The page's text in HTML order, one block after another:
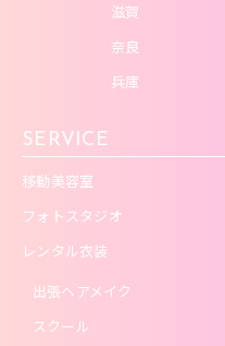
滋賀
奈良
兵庫
SERVICE
移動美容室
フォトスタジオ
レンタル衣装
出張ヘアメイク
スクール